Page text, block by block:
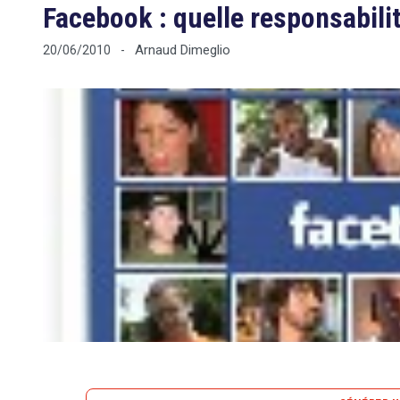
Facebook : quelle
20/06/2010 - Arnaud Dimeglio